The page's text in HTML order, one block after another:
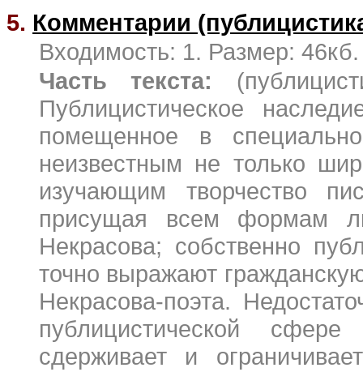
5. Комментарии
Входимость: 1. Размер: 46кб.
Часть текста:
Публицистическое
помещенное в
неизвестным не только
изучающим творчество
присущая всем формам
Некрасова; собственно
точно выражают
Некрасова-поэта.
публицистической
сдерживает и